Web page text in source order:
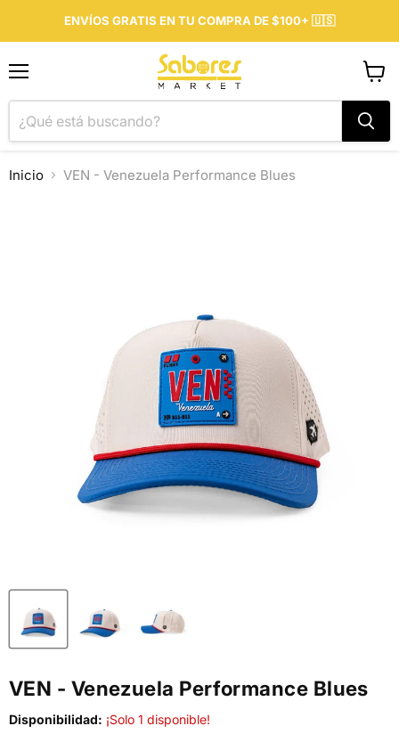
ENVÍOS GRATIS EN TU COMPRA DE $100+ 🇺🇸
carrito
Inicio VEN - Venezuela Performance Blues
VEN - Venezuela Performance Blues
Disponibilidad: ¡Solo 1 disponible!